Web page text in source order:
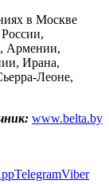
в Москве
Армении,
Ирана,
Леоне,
www.belta.by
TelegramViber